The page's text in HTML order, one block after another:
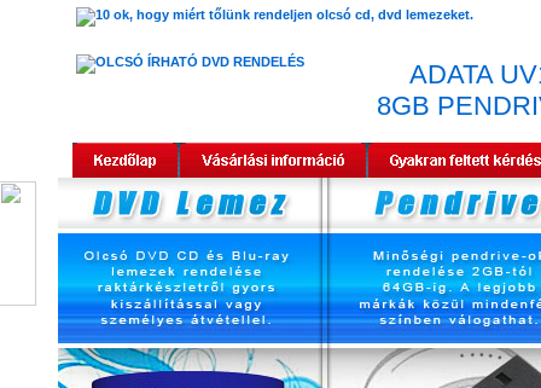
ADATA
8GB